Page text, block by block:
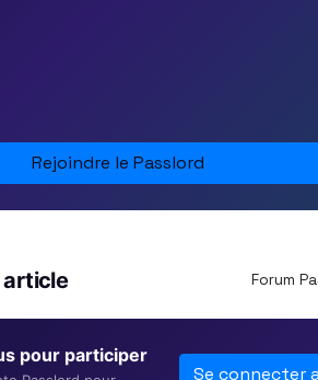
Rejoindre le Passlord
article Forum
pour participer
Se connecter